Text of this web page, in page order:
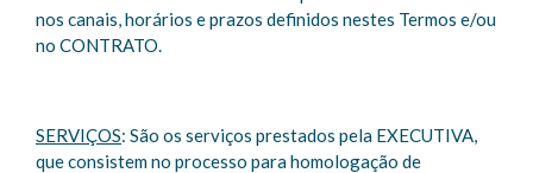
nos canais, horários e prazos definidos nestes Termos e/ou
no CONTRATO.
SERVIÇOS: São os serviços prestados pela EXECUTIVA,
que consistem no processo para homologação de